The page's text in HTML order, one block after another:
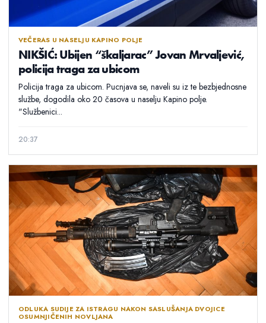
VEČERAS U NASELJU KAPINO POLJE
NIKŠIĆ: Ubijen “škaljarac” Jovan Mrvaljević,
policija traga za ubicom
Policija traga za ubicom. Pucnjava se, naveli su iz te bezbjednosne
službe, dogodila oko 20 časova u naselju Kapino polje.
"Službenici...
20:37
ODLUKA SUDIJE ZA ISTRAGU NAKON SASLUŠANJA DVOJICE
OSUMNJIČENIH NOVLJANA